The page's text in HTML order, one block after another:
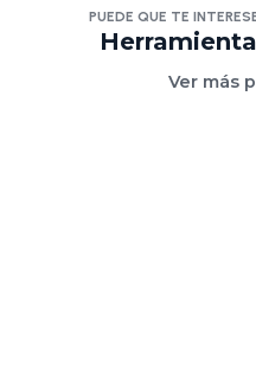
PUEDE QUE TE
Ver más